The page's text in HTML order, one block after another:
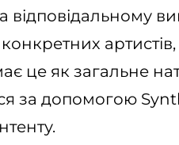
це як загальне
за допомогою